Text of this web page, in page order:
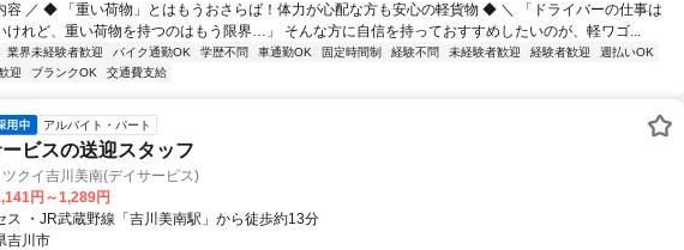
容 ／ ◆ 「重い荷物」とはもうおさらば！体力が心配な方も安心の軽貨物 ◆ ＼ 「ドライバーの仕事は
けれど、重い荷物を持つのはもう限界…」 そんな方に自信を持っておすすめしたいのが、軽ワゴ...
業界未経験者歓迎 バイク通勤OK 学歴不問 車通勤OK 固定時間制 経験不問 未経験者歓迎 経験者歓迎
週払いOK
迎
ブランクOK 交通費支給
アルバイト・パート
ビスの送迎スタッフ
クイ吉川美南(デイサービス)
円～1,289円
ス ・JR武蔵野線「吉川美南駅」から徒歩約13分
吉川市